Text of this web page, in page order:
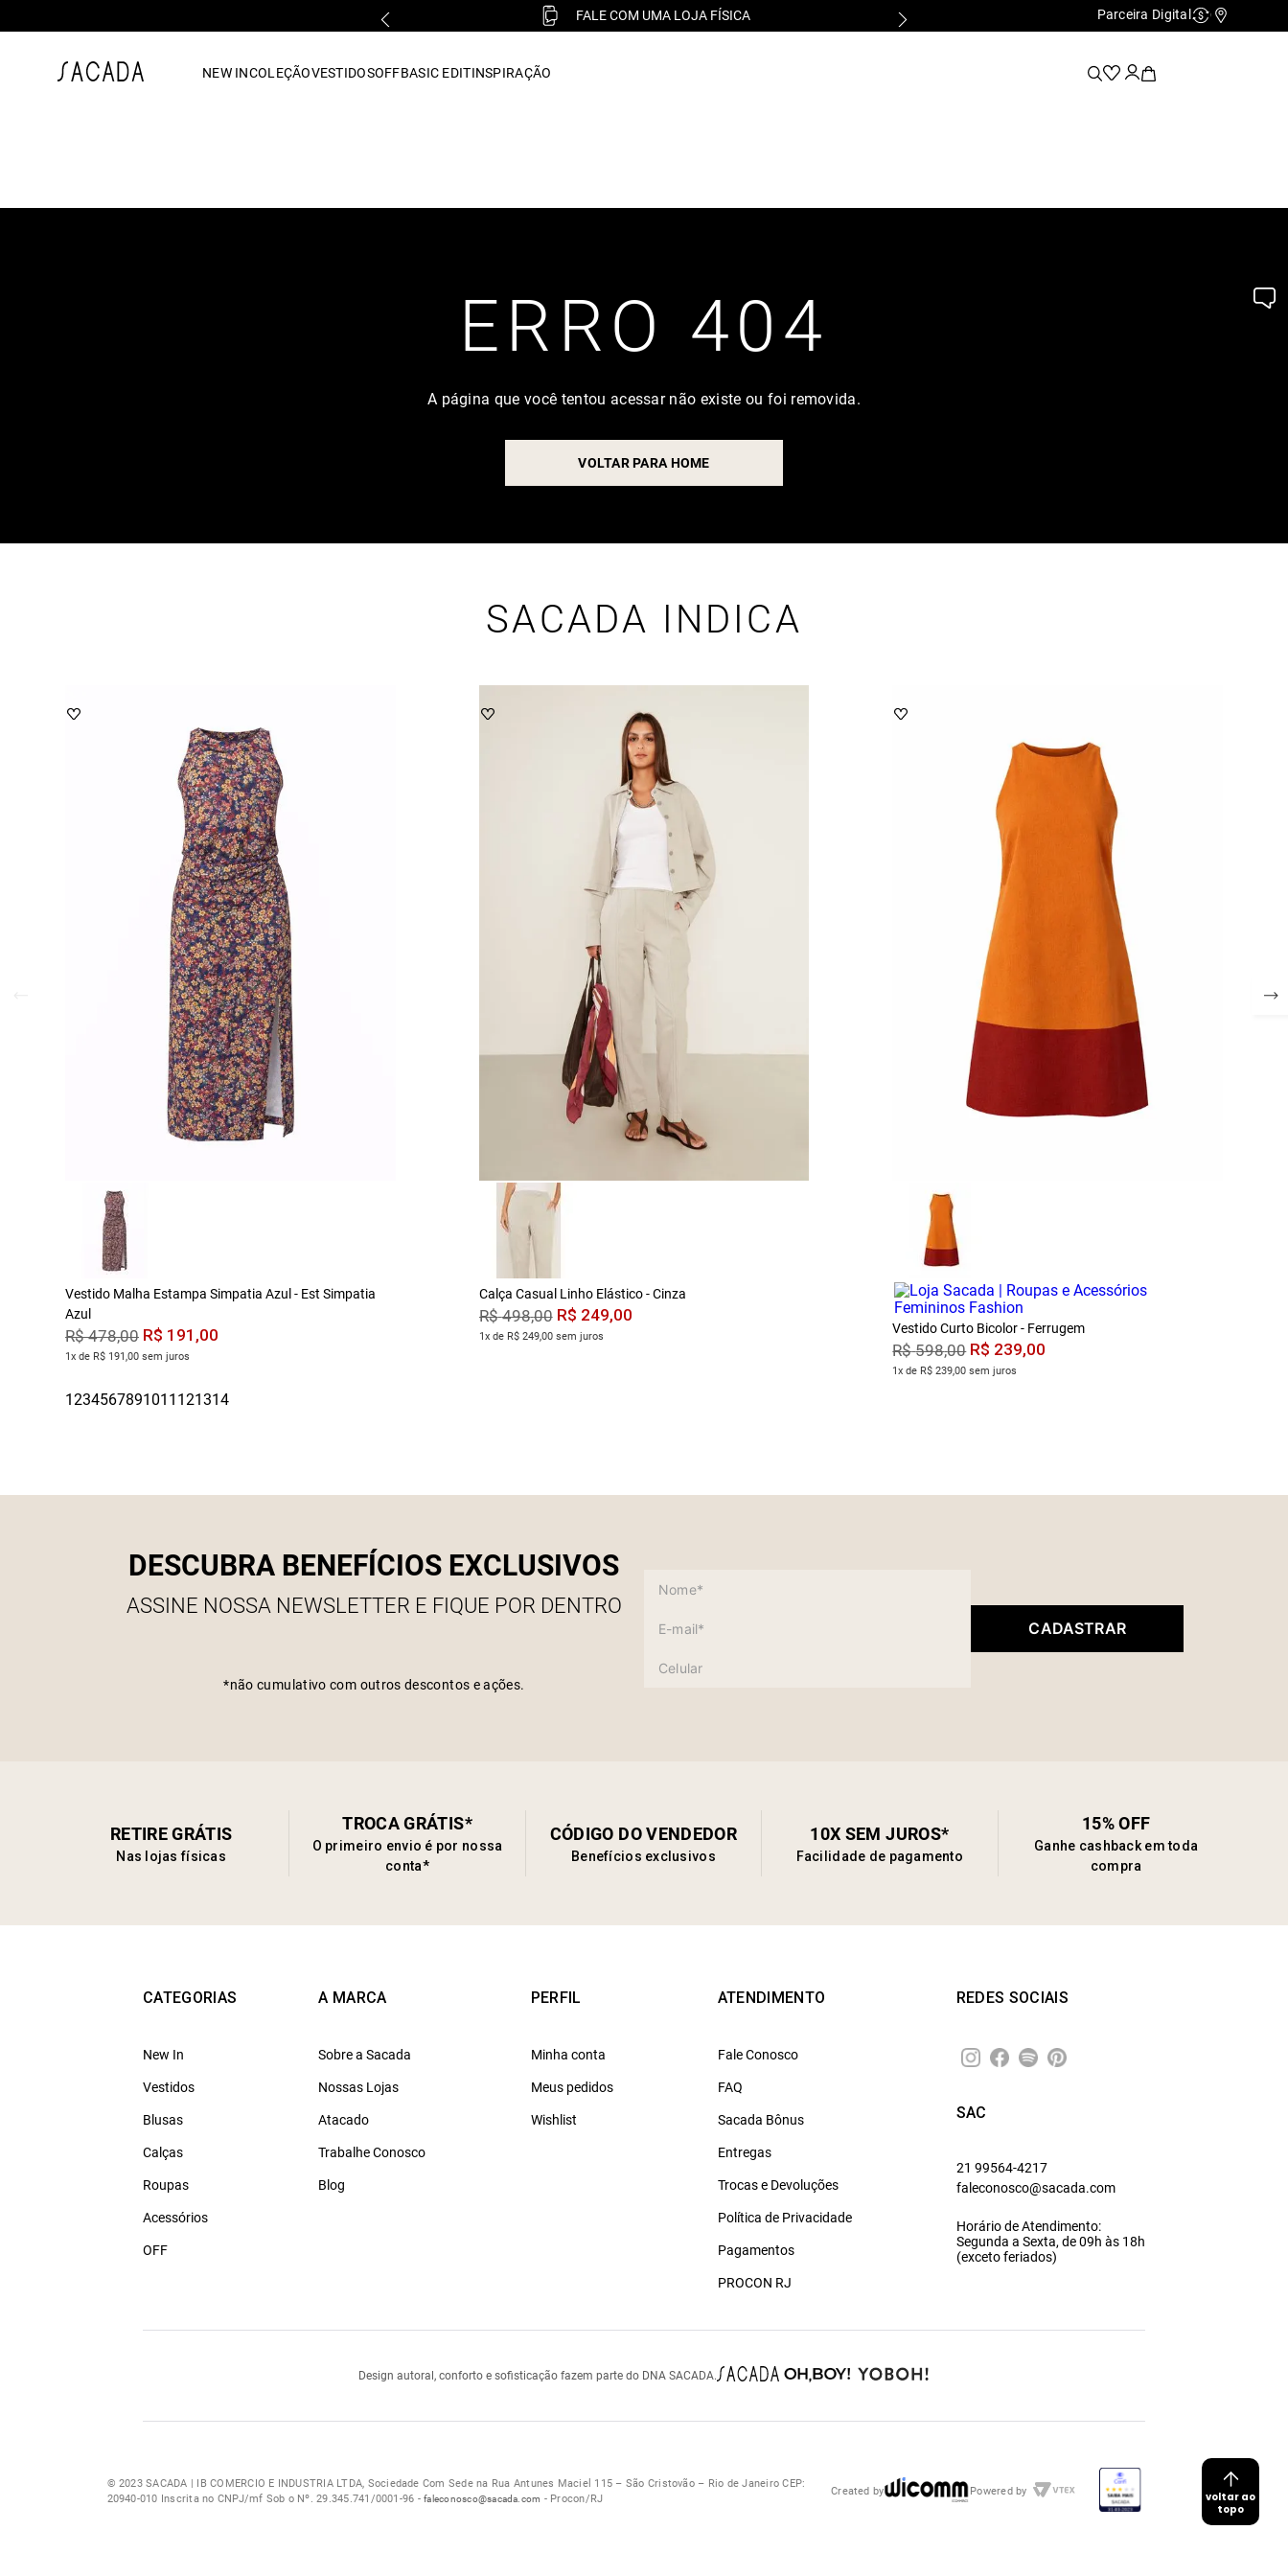
FALE COM UMA LOJA FÍSICA Parceira Digital Cashback
NEW INCOLEÇÃOVESTIDOSOFFBASIC EDITINSPIRAÇÃO
ERRO 404
A página que você tentou acessar não existe ou foi removida.
VOLTAR PARA HOME
SACADA INDICA
Vestido Malha Estampa Simpatia Azul - Est Simpatia
Azul
R$ 478,00 R$ 191 ,00
1x de R$ 191,00 sem juros
Calça Casual Linho Elástico - Cinza
R$ 498,00 R$ 249,00
1x de R$ 249,00 sem juros
Vestido Curto Bicolor - Ferrugem
R$ 598,00 R$ 239,00
1x de R$ 239,00 sem juros
voltar ao
topo
DESCUBRA BENEFÍCIOS EXCLUSIVOS
ASSINE NOSSA NEWSLETTER E FIQUE POR DENTRO
*não cumulativo com outros descontos e ações.
CADASTRAR
RETIRE GRÁTIS
Nas lojas físicas
TROCA GRÁTIS*
O primeiro envio é por nossa
conta*
CÓDIGO DO VENDEDOR
Benefícios exclusivos
10X SEM JUROS*
Facilidade de pagamento
15% OFF
Ganhe cashback em toda
compra
CATEGORIAS
New In
Vestidos
Blusas
Calças
Roupas
Acessórios
OFF
A MARCA
Sobre a Sacada
Nossas Lojas
Atacado
Trabalhe Conosco
Blog
PERFIL
Minha conta
Meus pedidos
Wishlist
ATENDIMENTO
Fale Conosco
FAQ
Sacada Bônus
Entregas
Trocas e Devoluções
Política de Privacidade
Pagamentos
PROCON RJ
REDES SOCIAIS
SAC
21 99564-4217
faleconosco@sacada.com
Horário de Atendimento:
Segunda a Sexta, de 09h às 18h
(exceto feriados)
Design autoral, conforto e sofisticação fazem parte do DNA SACADA.
© 2023 SACADA | IB COMERCIO E INDUSTRIA LTDA, Sociedade Com Sede na Rua Antunes Maciel 115 – São Cristovão – Rio de Janeiro CEP:
20940-010 Inscrita no CNPJ/mf Sob o Nº. 29.345.741/0001-96 -faleconosco@sacada.com - Procon/RJ
Created by Powered by
vestido midi
7º macacão